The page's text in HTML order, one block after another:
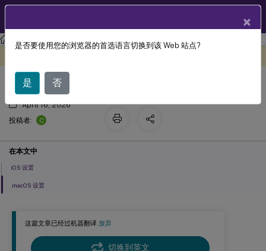
XenMobile Server 当前版本 XenMobile Server
这篇文章已经过机器翻译.放弃
切换到英文
SCEP 设备策略
April 16, 2026
投稿者:
C
在本文中
iOS 设置
macOS 设置
×
是否要使用您的浏览器的首选语言切换到该 Web 站点?
是 否